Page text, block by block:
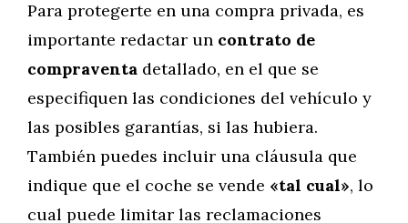
Para protegerte en una compra privada, es
importante redactar un contrato de
compraventa detallado, en el que se
especifiquen las condiciones del vehículo y
las posibles garantías, si las hubiera.
También puedes incluir una cláusula que
indique que el coche se vende «tal cual», lo
cual puede limitar las reclamaciones